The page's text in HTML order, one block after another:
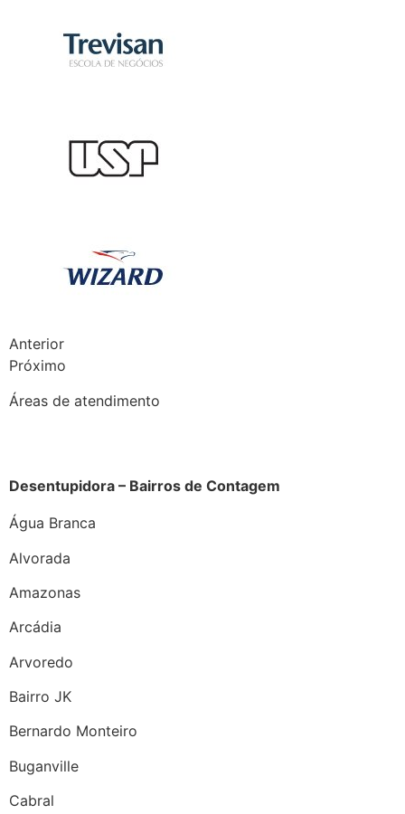
Anterior
Próximo
Áreas de atendimento
Desentupidora – Bairros de Contagem
Água Branca
Alvorada
Amazonas
Arcádia
Arvoredo
Bairro JK
Bernardo Monteiro
Buganville
Cabral